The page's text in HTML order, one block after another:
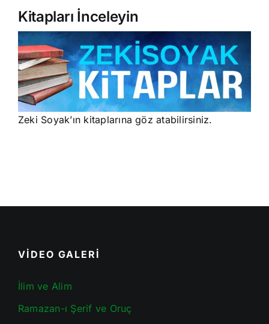
Kitapları İnceleyin
Zeki Soyak’ın kitaplarına göz atabilirsiniz.
VİDEO GALERİ
İlim ve Alim
Ramazan-ı Şerif ve Oruç